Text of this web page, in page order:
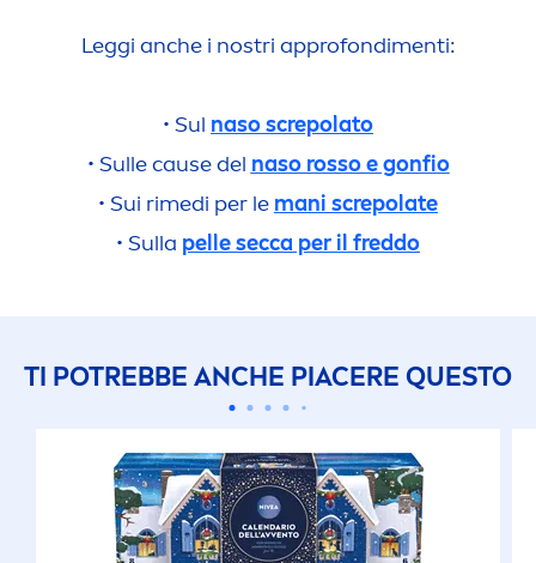
Leggi anche i nostri approfondimenti:
• Sul naso screpolato
• Sulle cause del naso rosso e gonfio
• Sui rimedi per le mani screpolate
• Sulla pelle secca per il freddo
TI POTREBBE ANCHE PIACERE QUESTO